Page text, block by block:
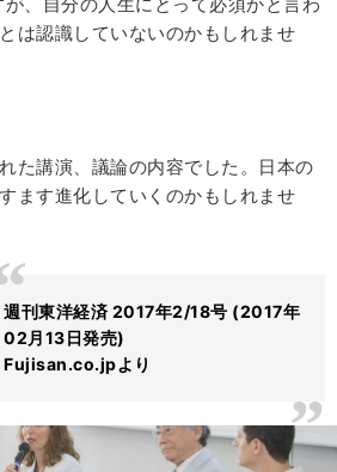
は認識していないのかもしれませ
た講演、議論の内容でした。日本の
ます進化していくのかもしれませ
週刊東洋経済 2017年2/18号 (2017年
02月13日発売)
Fujisan.co.jpより